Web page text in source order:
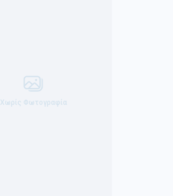
Χωρίς Φωτογραφία